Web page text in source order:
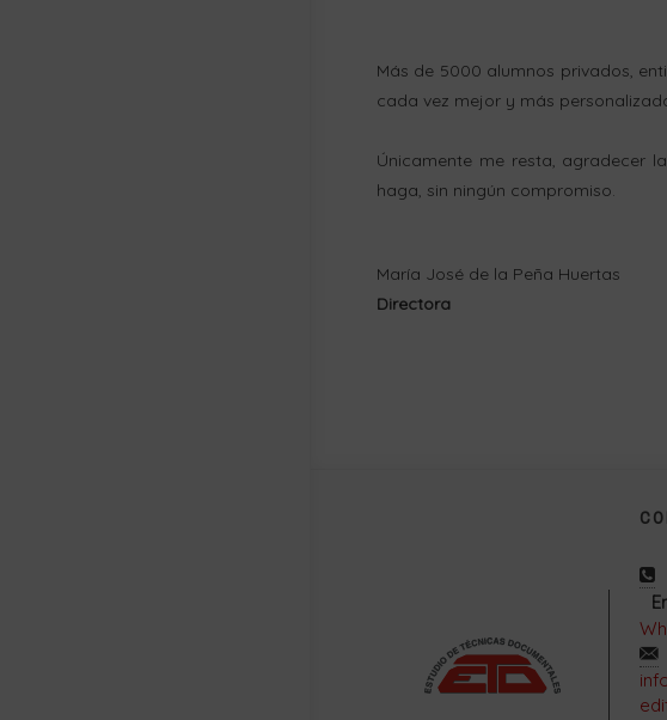
Más de 5000 alumnos privados,
cada vez mejor y más
Únicamente me resta, agradecer
haga, sin ningún compromiso.
María José de la Peña Huertas
Directora